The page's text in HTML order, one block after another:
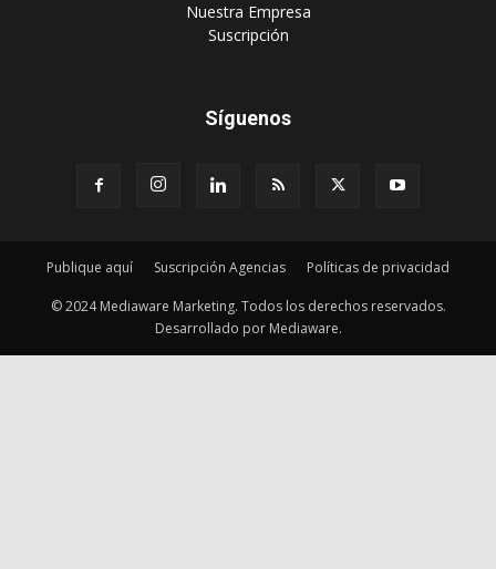
‎Nuestra Empresa
‎Suscripción
Síguenos
Publique aquí Suscripción Agencias Políticas de privacidad
© 2024 Mediaware Marketing. Todos los derechos reservados.
Desarrollado por Mediaware.